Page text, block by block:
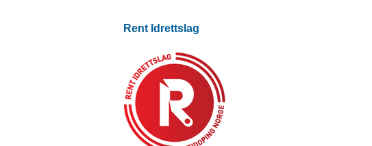
Rent Idrettslag